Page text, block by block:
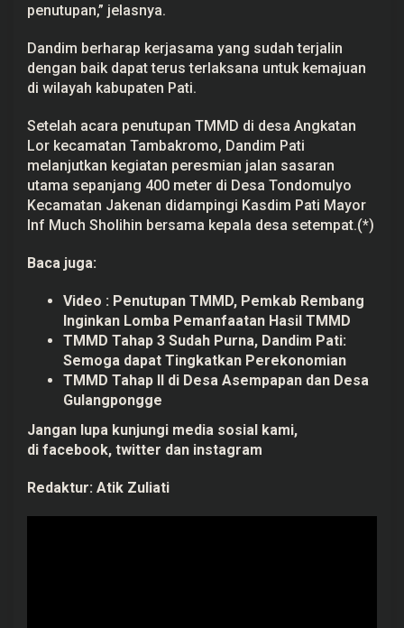
penutupan,” jelasnya.
Dandim berharap kerjasama yang sudah terjalin
dengan baik dapat terus terlaksana untuk kemajuan
di wilayah kabupaten Pati.
Setelah acara penutupan TMMD di desa Angkatan
Lor kecamatan Tambakromo, Dandim Pati
melanjutkan kegiatan peresmian jalan sasaran
utama sepanjang 400 meter di Desa Tondomulyo
Kecamatan Jakenan didampingi Kasdim Pati Mayor
Inf Much Sholihin bersama kepala desa setempat.(*)
Baca juga:
Video : Penutupan TMMD, Pemkab Rembang
Inginkan Lomba Pemanfaatan Hasil TMMD
TMMD Tahap 3 Sudah Purna, Dandim Pati:
Semoga dapat Tingkatkan Perekonomian
TMMD Tahap II di Desa Asempapan dan Desa
Gulangpongge
Jangan lupa kunjungi media sosial kami,
di facebook, twitter dan instagram
Redaktur: Atik Zuliati